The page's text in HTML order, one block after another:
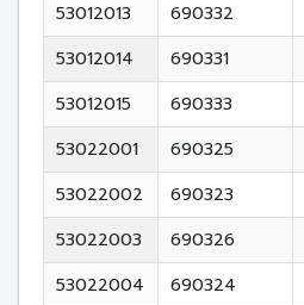
53012013
690332
53012014
690331
53012015
690333
53022001
690325
53022002
690323
53022003
690326
53022004
690324